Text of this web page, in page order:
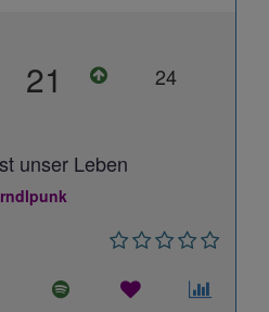
21 24
unser Leben